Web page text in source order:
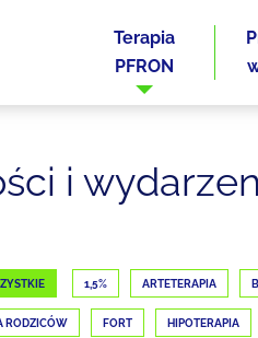
Terapia
PFRON
i
1,5% ARTETERAPIA
RODZICÓW FORT HIPOTERAPIA